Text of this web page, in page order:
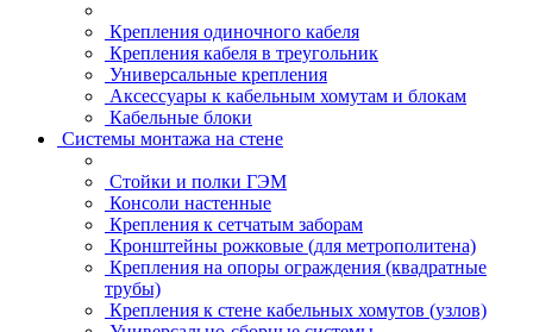
Крепления одиночного кабеля
Крепления кабеля в треугольник
Универсальные крепления
Аксессуары к кабельным хомутам и блокам
Кабельные блоки
Системы монтажа на стене
Стойки и полки ГЭМ
Консоли настенные
Крепления к сетчатым заборам
Кронштейны рожковые (для метрополитена)
Крепления на опоры ограждения (квадратные
трубы)
Крепления к стене кабельных хомутов (узлов)